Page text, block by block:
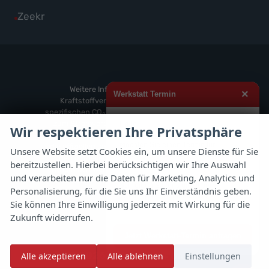
Werkstatt Termin ×
Inspektion, Ölwechsel, Reifenwechsel
oder Rädereinlagerung vereinbaren?
Schreiben Sie uns direkt per
WhatsApp – wir melden uns
schnellstmöglich zurück.
anzeigen
Volvo
Fahrzeuge
Zeekr
Alle
Weitere Informationen zum offiziellen
Kraftstoffverbrauch und zu den offiziellen
spezifischen CO2-Emissionen und gegebenenfalls
'Leitfaden über den offiziellen Kraftstoffverbrauch,
die offiziellen spezifischen CO
-Emissionen und
den offiziellen Stromverbrauch neuer PKW'
entnommen werden, der an allen Verkaufsstellen
und bei der 'Deutschen Automobil Treuhand
GmbH' unentgeltlich erhältlich ist unter
www.dat.de.
© 2026Autoflex 24 GmbH
Wir respektieren Ihre Privatsphäre
Unsere Website setzt Cookies ein, um unsere Dienste für Sie
bereitzustellen. Hierbei berücksichtigen wir Ihre Auswahl
und verarbeiten nur die Daten für Marketing, Analytics und
Personalisierung, für die Sie uns Ihr Einverständnis geben.
Sie können Ihre Einwilligung jederzeit mit Wirkung für die
Zukunft widerrufen.
Alle akzeptieren Alle ablehnen Einstellungen